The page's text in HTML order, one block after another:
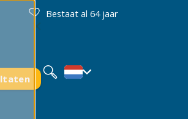
Bestaat al 64 jaar
Deutsch
Français